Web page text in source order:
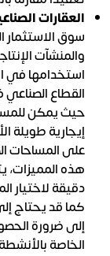
العقارات
سوق الاستثمار
والمنشآت
استخدامها في
القطاع الصناعي
حيث يمكن
إيجارية طويلة
على المساحات
هذه المميزات،
دقيقة لاختيار
كما قد يحتاج
إلى ضرورة
الخاصة